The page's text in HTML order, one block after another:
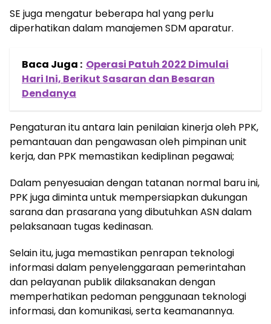
SE juga mengatur beberapa hal yang perlu
diperhatikan dalam manajemen SDM aparatur.
Baca Juga : Operasi Patuh 2022 Dimulai
Hari Ini, Berikut Sasaran dan Besaran
Dendanya
Pengaturan itu antara lain penilaian kinerja oleh PPK,
pemantauan dan pengawasan oleh pimpinan unit
kerja, dan PPK memastikan kediplinan pegawai;
Dalam penyesuaian dengan tatanan normal baru ini,
PPK juga diminta untuk mempersiapkan dukungan
sarana dan prasarana yang dibutuhkan ASN dalam
pelaksanaan tugas kedinasan.
Selain itu, juga memastikan penrapan teknologi
informasi dalam penyelenggaraan pemerintahan
dan pelayanan publik dilaksanakan dengan
memperhatikan pedoman penggunaan teknologi
informasi, dan komunikasi, serta keamanannya.